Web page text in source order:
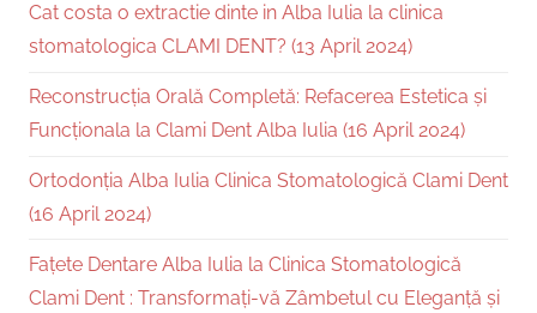
Cat costa o extractie dinte in Alba Iulia la clinica
stomatologica CLAMI DENT? (13 April 2024)
Reconstrucția Orală Completă: Refacerea Estetica și
Funcționala la Clami Dent Alba Iulia (16 April 2024)
Ortodonția Alba Iulia Clinica Stomatologică Clami Dent
(16 April 2024)
Fațete Dentare Alba Iulia la Clinica Stomatologică
Clami Dent : Transformați-vă Zâmbetul cu Eleganță și